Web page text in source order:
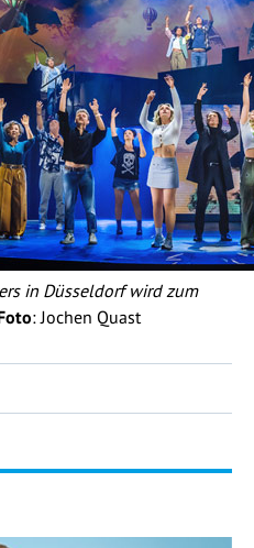
in Düsseldorf wird zum
: Jochen Quast